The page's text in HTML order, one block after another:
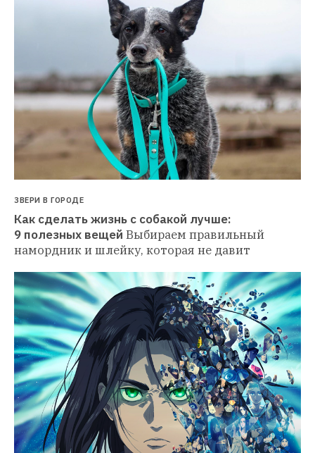
ЗВЕРИ В ГОРОДЕ
Как сделать жизнь с собакой лучше:
9 полезных вещей Выбираем правильный
намордник и шлейку, которая не давит